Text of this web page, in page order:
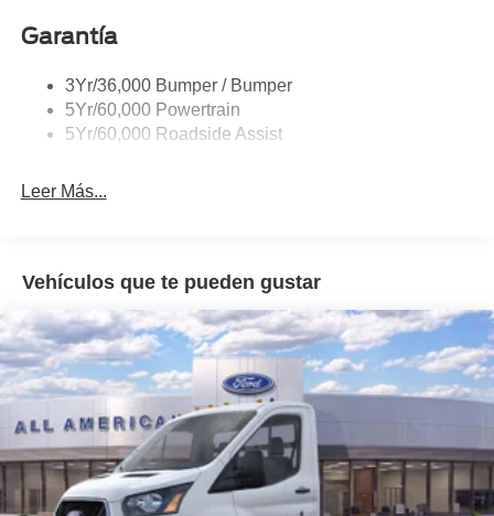
Garantía
3Yr/36,000 Bumper / Bumper
5Yr/60,000 Powertrain
5Yr/60,000 Roadside Assist
Leer Más...
Vehículos que te pueden gustar